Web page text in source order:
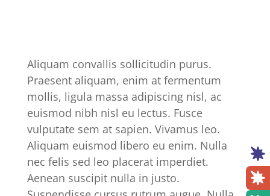
Aliquam convallis sollicitudin purus.
Praesent aliquam, enim at fermentum
mollis, ligula massa adipiscing nisl, ac
euismod nibh nisl eu lectus. Fusce
vulputate sem at sapien. Vivamus leo.
Aliquam euismod libero eu enim. Nulla
nec felis sed leo placerat imperdiet.
Aenean suscipit nulla in justo.